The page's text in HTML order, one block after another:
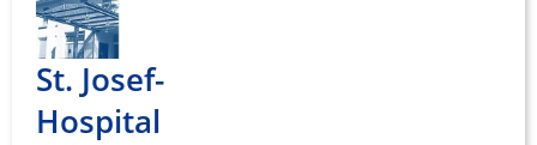
St. Josef-
Hospital